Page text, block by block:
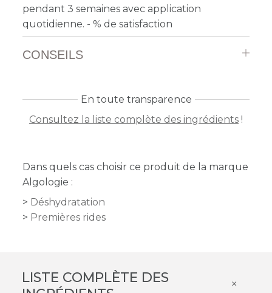
pendant 3 semaines avec application
quotidienne. - % de satisfaction
CONSEILS
En toute transparence
Consultez la liste complète des ingrédients !
Dans quels cas choisir ce produit de la marque
Algologie :
Déshydratation
Premières rides
LISTE COMPLÈTE DES
×